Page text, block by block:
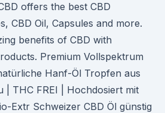
offers the best CBD
CBD Oil, Capsules and more.
benefits of CBD with
Premium Vollspektrum
Hanf-Öl Tropfen aus
| THC FREI | Hochdosiert mit
Extr Schweizer CBD Öl günstig